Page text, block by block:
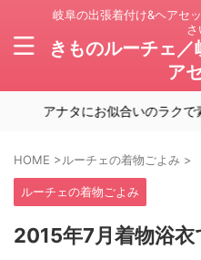
岐阜の出張着付け&ヘアセ
さ
きものルーチェ
ア
アナタにお似合いのラクで素
HOME >ルーチェの着物ごよみ >
ルーチェの着物ごよみ
2015年7月着物浴衣